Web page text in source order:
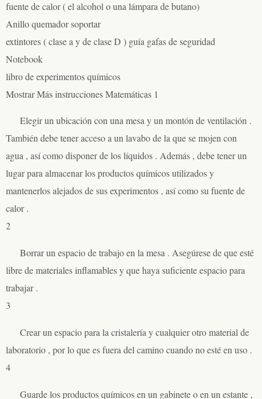
fuente de calor ( el alcohol o una lámpara de butano)
Anillo quemador soportar
extintores ( clase a y de clase D ) guía gafas de seguridad
Notebook
libro de experimentos químicos
Mostrar Más instrucciones Matemáticas 1
Elegir un ubicación con una mesa y un montón de ventilación .
También debe tener acceso a un lavabo de la que se mojen con
agua , así como disponer de los líquidos . Además , debe tener un
lugar para almacenar los productos químicos utilizados y
mantenerlos alejados de sus experimentos , así como su fuente de
calor .
2
Borrar un espacio de trabajo en la mesa . Asegúrese de que esté
libre de materiales inflamables y que haya suficiente espacio para
trabajar .
3
Crear un espacio para la cristalería y cualquier otro material de
laboratorio , por lo que es fuera del camino cuando no esté en uso .
4
Guarde los productos químicos en un gabinete o en un estante ,